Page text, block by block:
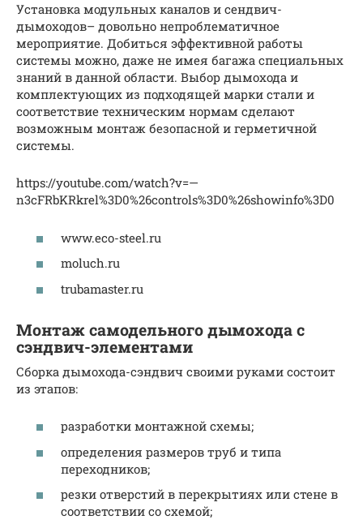
Установка модульных каналов и сендвич-
дымоходов– довольно непроблематичное
мероприятие. Добиться эффективной работы
системы можно, даже не имея багажа специальных
знаний в данной области. Выбор дымохода и
комплектующих из подходящей марки стали и
соответствие техническим нормам сделают
возможным монтаж безопасной и герметичной
системы.
https://youtube.com/watch?v=—
n3cFRbKRkrel%3D0%26controls%3D0%26showinfo%3D0
www.eco-steel.ru
moluch.ru
trubamaster.ru
Монтаж самодельного дымохода с
сэндвич-элементами
Сборка дымохода-сэндвич своими руками состоит
из этапов:
разработки монтажной схемы;
определения размеров труб и типа
переходников;
резки отверстий в перекрытиях или стене в
соответствии со схемой;